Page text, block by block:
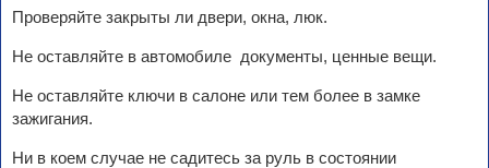
Проверяйте закрыты ли двери, окна, люк.
Не оставляйте в автомобиле документы, ценные вещи.
Не оставляйте ключи в салоне или тем более в замке
зажигания.
Ни в коем случае не садитесь за руль в состоянии